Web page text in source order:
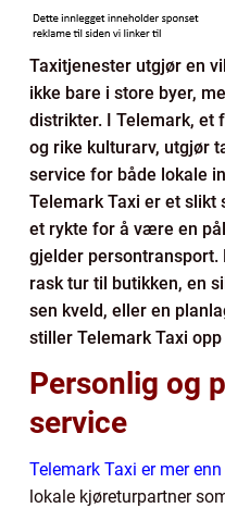
Taxitjenester utgjør en
ikke bare i store byer,
distrikter. I Telemark, et
og rike kulturarv, utgjør
service for både lokale
Telemark Taxi er et slikt
et rykte for å være en
gjelder persontransport.
rask tur til butikken, en
sen kveld, eller en
stiller Telemark Taxi
Personlig og
service
Telemark Taxi er mer
lokale kjøreturpartner